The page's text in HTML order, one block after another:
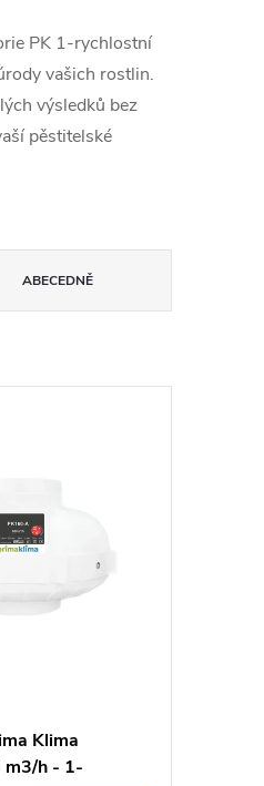
PK 1-rychlostní
vašich rostlin.
výsledků bez
pěstitelské
ABECEDNĚ
Klima
m3/h - 1-